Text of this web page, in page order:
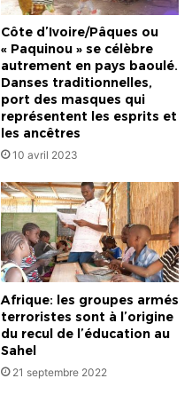
Côte d’Ivoire/Pâques ou
« Paquinou » se célèbre
autrement en pays baoulé.
Danses traditionnelles,
port des masques qui
représentent les esprits et
les ancêtres
10 avril 2023
Afrique: les groupes armés
terroristes sont à l’origine
du recul de l’éducation au
Sahel
21 septembre 2022